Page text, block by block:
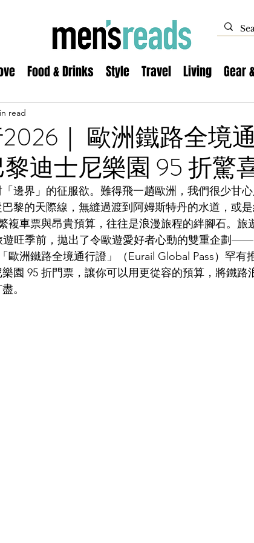
Food & Drinks Style Travel Living Gear
｜ 歐洲鐵路全境
迪士尼樂園 95 折驚
read
邊界」的征服欲。難得飛一趟歐洲，我們很少甘
黎的天際線，無縫過渡到阿姆斯特丹的水道，或
複車票與昂貴預算，往往是浪漫旅程的絆腳石。旅
遊旺季前，拋出了令歐遊愛好者心動的雙重企劃
歐洲鐵路全境通行證」（Eurail Global Pass）罕有
園 95 折門票，讓你可以用更從容的預算，將鐵路
。